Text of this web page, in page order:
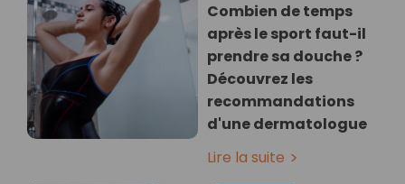
Combien de temps
après le sport faut-il
prendre sa douche ?
Découvrez les
recommandations
d'une dermatologue
Lire la suite